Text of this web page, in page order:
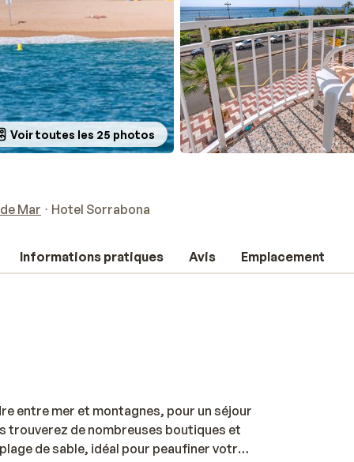
Voir toutes les 25 photos
Mar Hotel Sorrabona
Informations pratiques Avis Emplacement
entre mer et montagnes, pour un séjour
trouverez de nombreuses boutiques et
de sable, idéal pour peaufiner votre